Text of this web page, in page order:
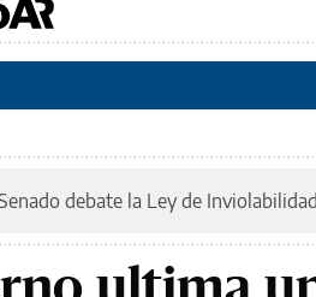
debate la Ley de